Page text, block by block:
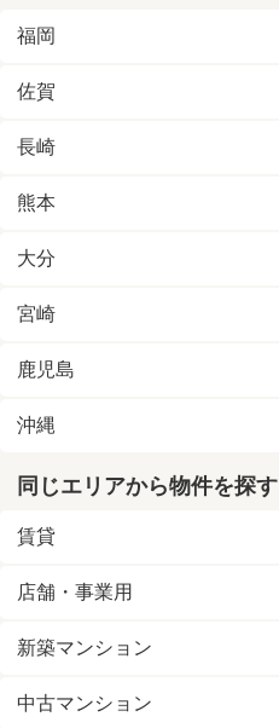
福岡
佐賀
長崎
熊本
大分
宮崎
鹿児島
沖縄
同じエリアから物件を探す
賃貸
店舗・事業用
新築マンション
中古マンション